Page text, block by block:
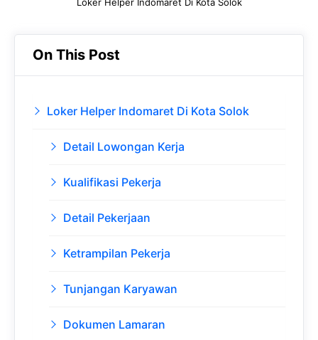
On This Post
Loker Helper Indomaret Di Kota Solok
Detail Lowongan Kerja
Kualifikasi Pekerja
Detail Pekerjaan
Ketrampilan Pekerja
Tunjangan Karyawan
Dokumen Lamaran